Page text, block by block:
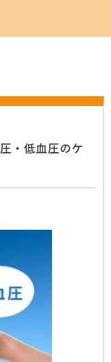
・低血圧のケ